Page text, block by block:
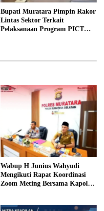
Bupati Muratara Pimpin Rakor
Lintas Sektor Terkait
Pelaksanaan Program PICT
Wabup H Junius Wahyudi
Mengikuti Rapat Koordinasi
Zoom Meting Bersama Kapolres